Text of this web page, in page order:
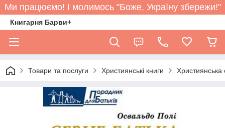
Ми працюємо! І молимось "Боже, Україну збережи!"
Книгарня Барви+
Товари та послуги Християнські книги Християнська